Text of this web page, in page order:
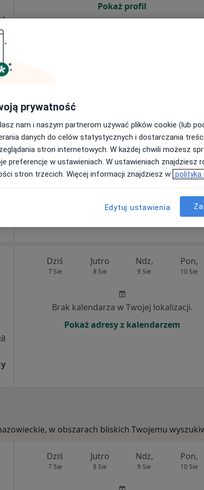
Pokaż profil
Dziś
7 Sie
Umawianie online nie jest dostępne
Pokaż profil
Dziś
7 Sie
Jutro
8 Sie
Ndz,
9 Sie
Pon,
10 Sie
Brak kalendarza w Twojej lokalizacji.
Pokaż adresy z kalendarzem
w obszarach bliskich Twojemu
Dziś
7 Sie
Jutro
8 Sie
Ndz,
9 Sie
Pon,
10 Sie
prywatność
nam i naszym partnerom używać plików cookie (lub
danych do celów statystycznych i dostarczania
stron internetowych. W każdej chwili możesz
preferencje w ustawieniach. W ustawieniach znajdziesz
stron trzecich. Więcej informacji znajdziesz w polityka
Edytuj ustawienia